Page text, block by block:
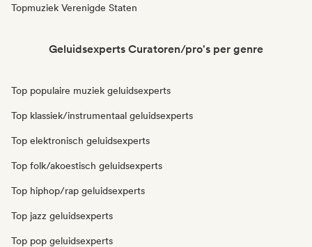
Topmuziek Verenigde Staten
Geluidsexperts Curatoren/pro's per genre
Top populaire muziek geluidsexperts
Top klassiek/instrumentaal geluidsexperts
Top elektronisch geluidsexperts
Top folk/akoestisch geluidsexperts
Top hiphop/rap geluidsexperts
Top jazz geluidsexperts
Top pop geluidsexperts